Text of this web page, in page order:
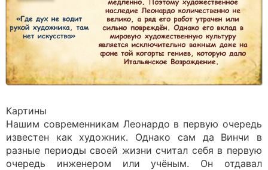
Картины
Нашим современникам Леонардо в первую очередь
известен как художник. Однако сам да Винчи в
разные периоды своей жизни считал себя в первую
очередь инженером или учёным. Он отдавал